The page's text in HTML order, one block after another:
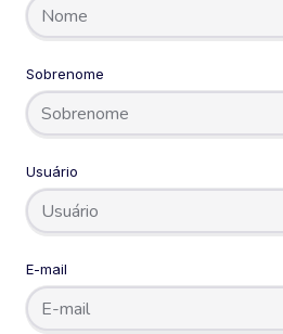
Sobrenome
Usuário
E-mail